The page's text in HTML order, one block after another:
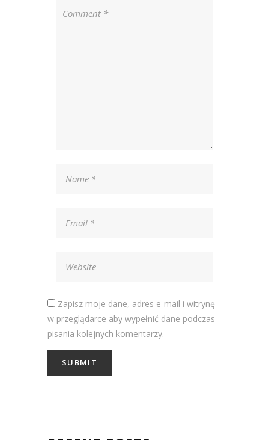
Zapisz moje dane, adres e-mail i witrynę
w przeglądarce aby wypełnić dane podczas
pisania kolejnych komentarzy.